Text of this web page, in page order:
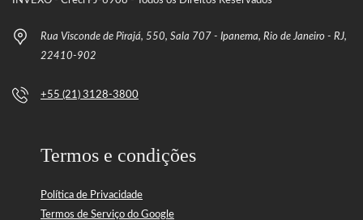
Rua Visconde de Pirajá, 550, Sala 707 - Ipanema, Rio de Janeiro - RJ,
22410-902
+55 (21) 3128-3800
Termos e condições
Política de Privacidade
Termos de Serviço do Google